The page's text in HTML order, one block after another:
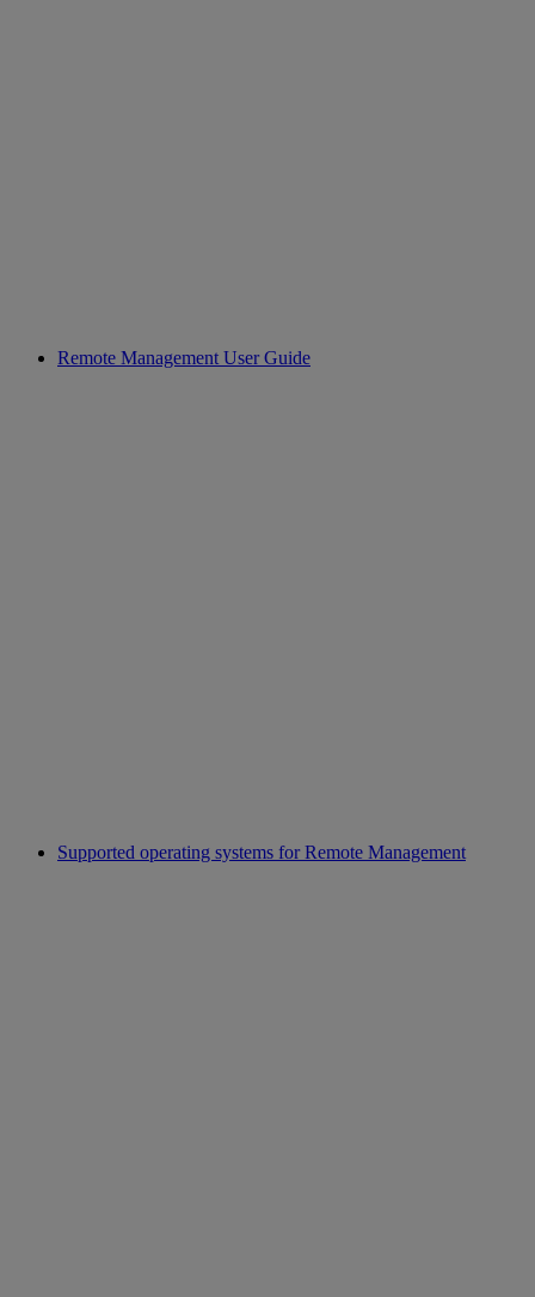
Remote Management User Guide
Supported operating systems for Remote Management